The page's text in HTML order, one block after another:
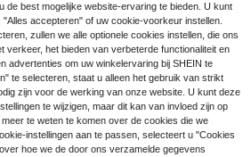
5
EU Warehouse DrmWander Casual T-
shirt met ronde hals en korte mouw
en met letter- en fruitprint voor dam
es in grote maten
#2 Bestseller in Normaal Grote maten T-shirts
13 .36€ 13.49€
de best mogelijke website-ervaring te bieden. U kunt
accepteren" of uw cookie-voorkeur instellen.
zullen we alle optionele cookies instellen, die ons
verkeer, het bieden van verbeterde functionaliteit en
advertenties om uw winkelervaring bij SHEIN te
te selecteren, staat u alleen het gebruik van strikt
zijn voor de werking van onze website. U kunt deze
te wijzigen, maar dit kan van invloed zijn op
te weten te komen over de cookies die we
instellingen aan te passen, selecteert u "Cookies
hoe we de door ons verzamelde gegevens